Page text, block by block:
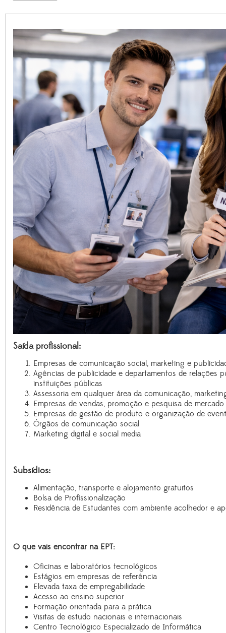
Saída profissional:
Empresas de comunicação social, marketing e
Agências de publicidade e departamentos de relações
instituições públicas
Assessoria em qualquer área da comunicação,
Empresas de vendas, promoção e pesquisa de mercado
Empresas de gestão de produto e organização de
Órgãos de comunicação social
Marketing digital e social media
Subsídios:
Alimentação, transporte e alojamento gratuitos
Bolsa de Profissionalização
Residência de Estudantes com ambiente acolhedor e
O que vais encontrar na EPT:
Oficinas e laboratórios tecnológicos
Estágios em empresas de referência
Elevada taxa de empregabilidade
Acesso ao ensino superior
Formação orientada para a prática
Visitas de estudo nacionais e internacionais
Centro Tecnológico Especializado de Informática